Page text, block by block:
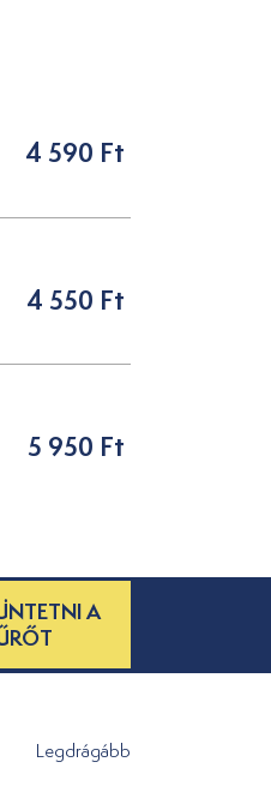
4 590 Ft
4 550 Ft
5 950 Ft
A
Legdrágább